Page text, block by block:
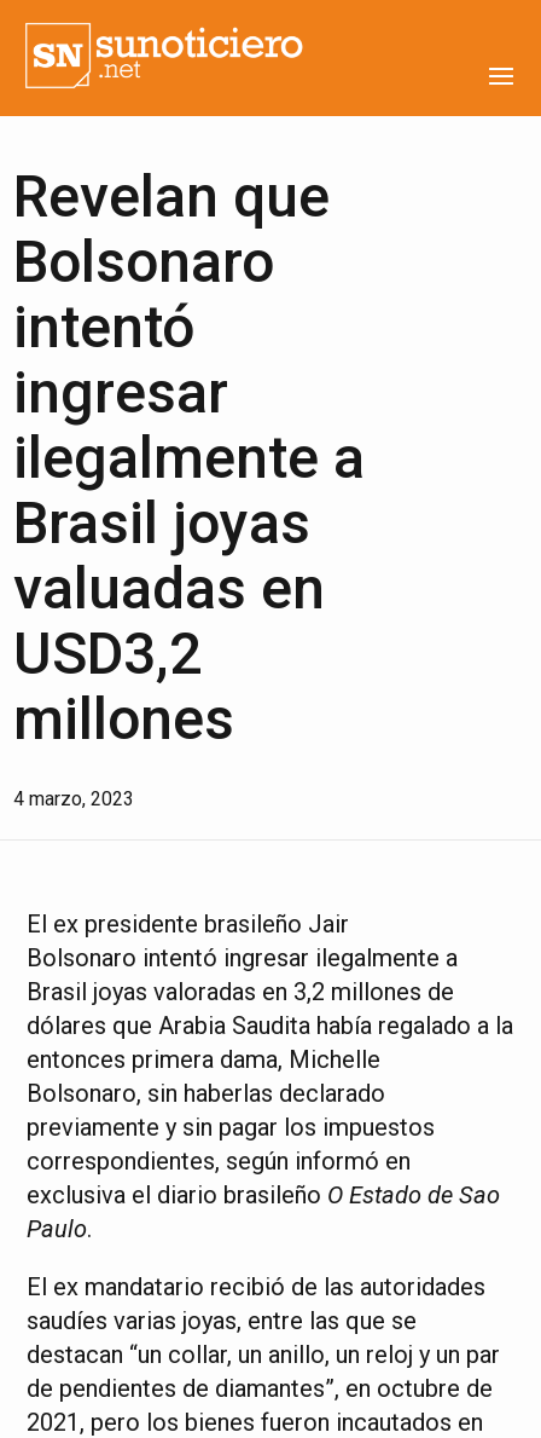
Revelan que
Bolsonaro
intentó
ingresar
ilegalmente a
Brasil joyas
valuadas en
USD3,2
millones
4 marzo, 2023
El ex presidente brasileño Jair
Bolsonaro intentó ingresar ilegalmente a
Brasil joyas valoradas en 3,2 millones de
dólares que Arabia Saudita había regalado a la
entonces primera dama, Michelle
Bolsonaro, sin haberlas declarado
previamente y sin pagar los impuestos
correspondientes, según informó en
exclusiva el diario brasileño O Estado de Sao
Paulo.
El ex mandatario recibió de las autoridades
saudíes varias joyas, entre las que se
destacan “un collar, un anillo, un reloj y un par
de pendientes de diamantes”, en octubre de
2021, pero los bienes fueron incautados en